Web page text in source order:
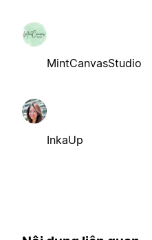
MintCanvasStudio
InkaUp